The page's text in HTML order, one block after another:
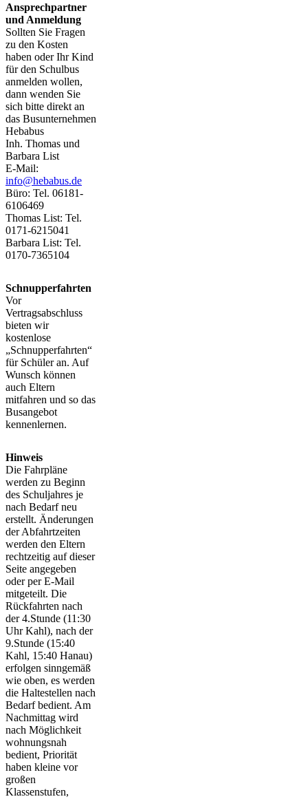
Ansprechpartner
und Anmeldung
Sollten Sie Fragen
zu den Kosten
haben oder Ihr Kind
für den Schulbus
anmelden wollen,
dann wenden Sie
sich bitte direkt an
das Busunternehmen
Hebabus
Inh. Thomas und
Barbara List
E-Mail:
info@hebabus.de
Büro: Tel. 06181-
6106469
Thomas List: Tel.
0171-6215041
Barbara List: Tel.
0170-7365104
Schnupperfahrten
Vor
Vertragsabschluss
bieten wir
kostenlose
„Schnupperfahrten“
für Schüler an. Auf
Wunsch können
auch Eltern
mitfahren und so das
Busangebot
kennenlernen.
Hinweis
Die Fahrpläne
werden zu Beginn
des Schuljahres je
nach Bedarf neu
erstellt. Änderungen
der Abfahrtzeiten
werden den Eltern
rechtzeitig auf dieser
Seite angegeben
oder per E-Mail
mitgeteilt. Die
Rückfahrten nach
der 4.Stunde (11:30
Uhr Kahl), nach der
9.Stunde (15:40
Kahl, 15:40 Hanau)
erfolgen sinngemäß
wie oben, es werden
die Haltestellen nach
Bedarf bedient. Am
Nachmittag wird
nach Möglichkeit
wohnungsnah
bedient, Priorität
haben kleine vor
großen
Klassenstufen,